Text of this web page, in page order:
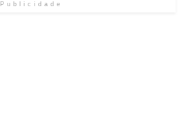
Publicidade